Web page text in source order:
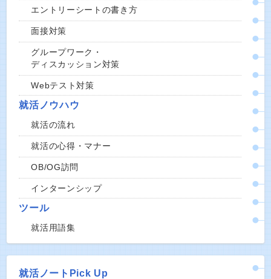
エントリーシートの書き方
面接対策
グループワーク・
ディスカッション対策
Webテスト対策
就活ノウハウ
就活の流れ
就活の心得・マナー
OB/OG訪問
インターンシップ
ツール
就活用語集
就活ノートPick Up